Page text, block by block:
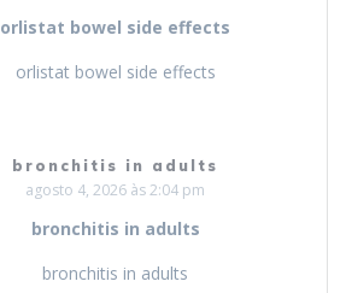
orlistat bowel side effects
orlistat bowel side effects
bronchitis in adults
agosto 4, 2026 às 2:04 pm
bronchitis in adults
bronchitis in adults